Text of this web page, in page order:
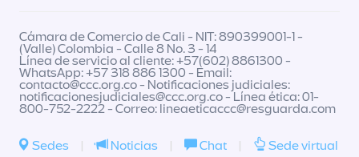
Cámara de Comercio de Cali - NIT: 890399001-1 -
(Valle) Colombia - Calle 8 No. 3 - 14
Línea de servicio al cliente: +57(602) 8861300 -
WhatsApp: +57 318 886 1300 - Email:
contacto@ccc.org.co- Notificaciones judiciales:
notificacionesjudiciales@ccc.org.co- Línea ética: 01-
800-752-2222 - Correo: lineaeticaccc@resguarda.com
Sedes | Noticias | Chat | Sede virtual